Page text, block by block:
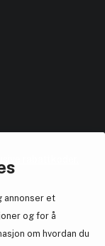
annonser et
og for å
om hvordan du
rabattkoder.